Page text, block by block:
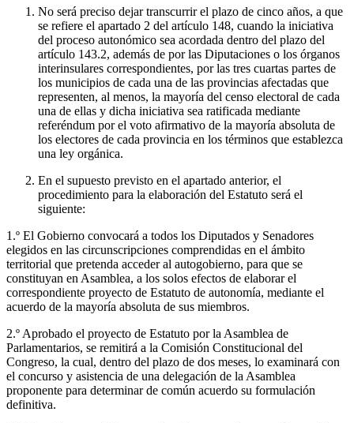
No será preciso dejar transcurrir el plazo de cinco años, a que
se refiere el apartado 2 del artículo 148, cuando la iniciativa
del proceso autonómico sea acordada dentro del plazo del
artículo 143.2, además de por las Diputaciones o los órganos
interinsulares correspondientes, por las tres cuartas partes de
los municipios de cada una de las provincias afectadas que
representen, al menos, la mayoría del censo electoral de cada
una de ellas y dicha iniciativa sea ratificada mediante
referéndum por el voto afirmativo de la mayoría absoluta de
los electores de cada provincia en los términos que establezca
una ley orgánica.
En el supuesto previsto en el apartado anterior, el
procedimiento para la elaboración del Estatuto será el
siguiente:
1.º El Gobierno convocará a todos los Diputados y Senadores
elegidos en las circunscripciones comprendidas en el ámbito
territorial que pretenda acceder al autogobierno, para que se
constituyan en Asamblea, a los solos efectos de elaborar el
correspondiente proyecto de Estatuto de autonomía, mediante el
acuerdo de la mayoría absoluta de sus miembros.
2.º Aprobado el proyecto de Estatuto por la Asamblea de
Parlamentarios, se remitirá a la Comisión Constitucional del
Congreso, la cual, dentro del plazo de dos meses, lo examinará con
el concurso y asistencia de una delegación de la Asamblea
proponente para determinar de común acuerdo su formulación
definitiva.